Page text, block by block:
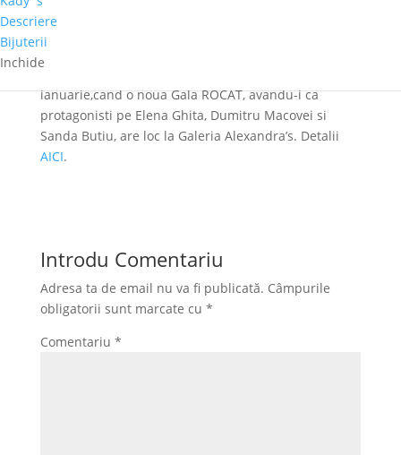
Descriere
Bijuterii
Inchide
celebram 96 de ani de la nasterea genialului pictor
Horia Damian.
ianuarie,cand o noua Gala ROCAT, avandu-i ca
protagonisti pe Elena Ghita, Dumitru Macovei si
Sanda Butiu, are loc la Galeria Alexandra’s. Detalii
AICI.
Introdu Comentariu
Adresa ta de email nu va fi publicată. Câmpurile
obligatorii sunt marcate cu *
Comentariu *